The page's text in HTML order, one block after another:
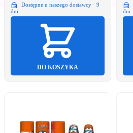
Dostępne u naszego dostawcy · 9
dni
DO KOSZYKA
dni